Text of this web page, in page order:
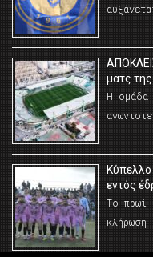
ματς
Η ομάδα
εντός
Το πρωί
κλήρωση